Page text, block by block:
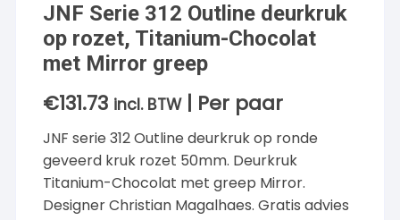
JNF Serie 312 Outline deurkruk
op rozet, Titanium-Chocolat
met Mirror greep
€131.73 incl. BTW | Per paar
JNF serie 312 Outline deurkruk op ronde
geveerd kruk rozet 50mm. Deurkruk
Titanium-Chocolat met greep Mirror.
Designer Christian Magalhaes. Gratis advies